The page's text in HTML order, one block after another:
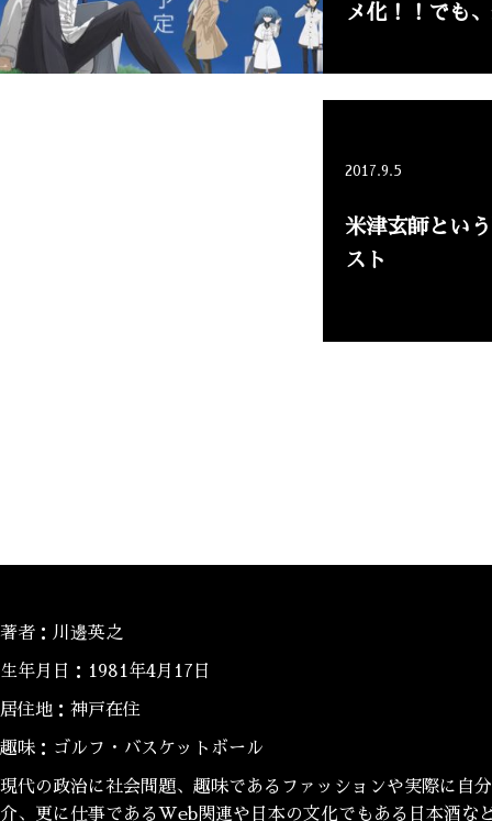
メ化！！でも
2017.9.5
米津玄師とい
スト
著者：川邊英之
生年月日：1981年4月17日
居住地：神戸在住
趣味：ゴルフ・バスケットボール
現代の政治に社会問題、趣味であるファッションや実際に自
介、更に仕事であるWeb関連や日本の文化でもある日本酒な